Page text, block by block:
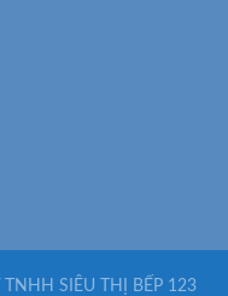
SIÊU THỊ BẾP 123